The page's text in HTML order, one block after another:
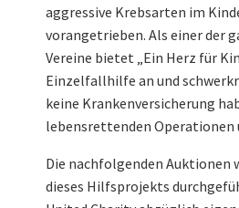
aggressive Krebsarten im
vorangetrieben. Als einer der
Vereine bietet „Ein Herz für
Einzelfallhilfe an und
keine Krankenversicherung
lebensrettenden
Die nachfolgenden Auktionen
dieses Hilfsprojekts